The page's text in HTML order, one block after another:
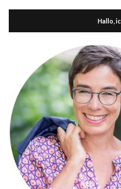
Hallo,